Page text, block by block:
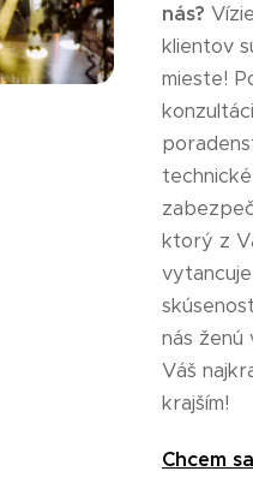
nás?
klientov
mieste!
ktorý z
nás ženú
Váš
krajším!
Chcem